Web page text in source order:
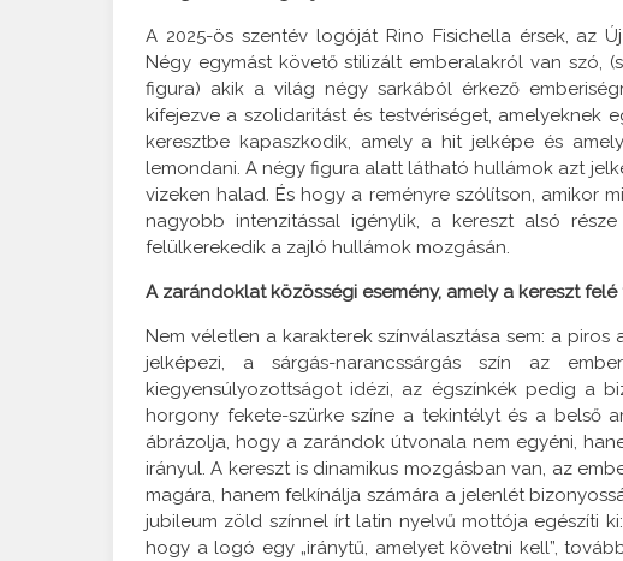
A 2025-ös szentév logóját Rino Fisichella érsek, az
Négy egymást követő stilizált emberalakról van szó,
figura) akik a világ négy sarkából érkező
kifejezve a szolidaritást és testvériséget, amelyeknek
keresztbe kapaszkodik, amely a hit jelképe és
lemondani. A négy figura alatt látható hullámok azt
vizeken halad. És hogy a reményre szólítson, amikor
nagyobb intenzitással igénylik, a kereszt alsó
felülkerekedik a zajló hullámok mozgásán.
A zarándoklat közösségi esemény, amely a kereszt felé
Nem véletlen a karakterek színválasztása sem: a
jelképezi, a sárgás-narancssárgás szín az
kiegyensúlyozottságot idézi, az égszínkék pedig a
horgony fekete-szürke színe a tekintélyt és a belső
ábrázolja, hogy a zarándok útvonala nem egyéni,
irányul. A kereszt is dinamikus mozgásban van, az
magára, hanem felkínálja számára a jelenlét
jubileum zöld színnel írt latin nyelvű mottója egészíti
hogy a logó egy „iránytű, amelyet követni kell”,